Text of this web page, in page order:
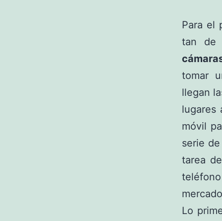
Para el
tan de
tomar
llegan
lugares
móvil
serie
tarea
Lo